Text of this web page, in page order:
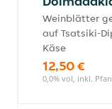
Weinblätter
auf Tsatsiki-
Käse
12,50 €
0,0% vol, inkl.